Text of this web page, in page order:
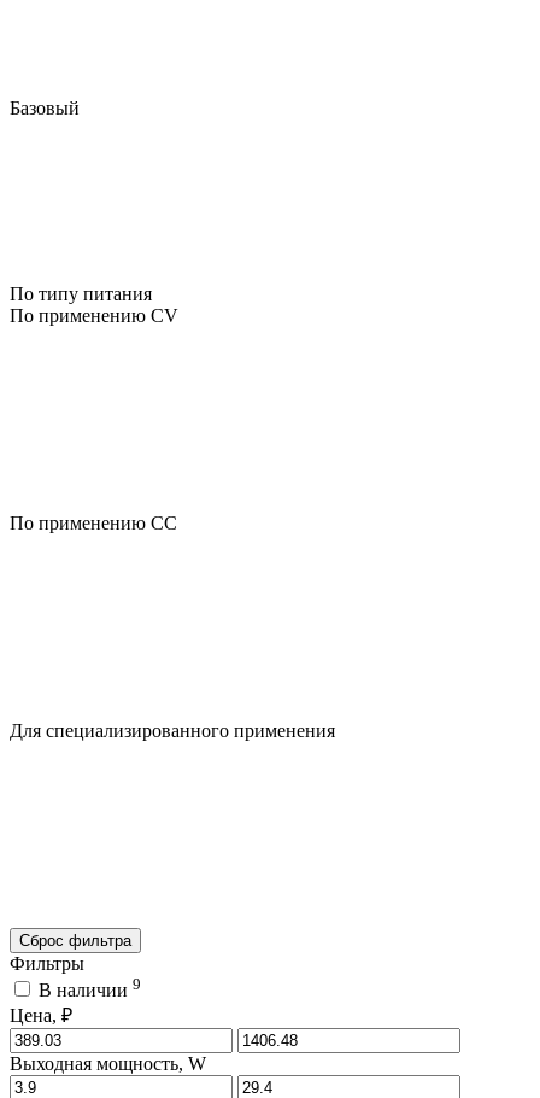
Базовый
По типу питания
По применению CV
По применению CC
Для специализированного применения
Сброс фильтра
Фильтры
В наличии 9
Цена, ₽
Выходная мощность, W